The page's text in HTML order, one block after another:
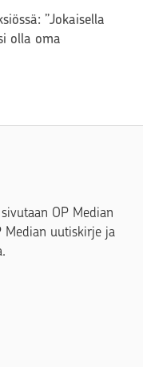
”Jokaisella
olla oma
OP Median
Median uutiskirje ja